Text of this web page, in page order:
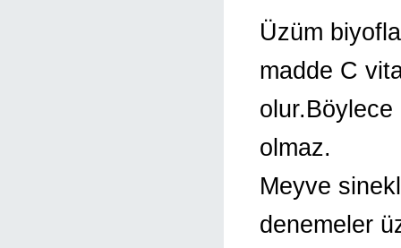
Üzüm
madde C
olmaz.
Meyve
denemeler